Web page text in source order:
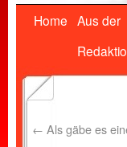
Home Aus der
← Als gäbe es